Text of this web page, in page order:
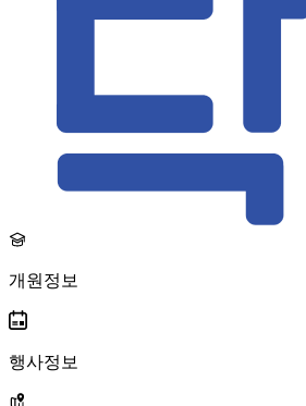
개원정보
행사정보